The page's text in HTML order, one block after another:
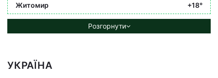
Житомир +18°
Розгорнути
УКРАЇНА